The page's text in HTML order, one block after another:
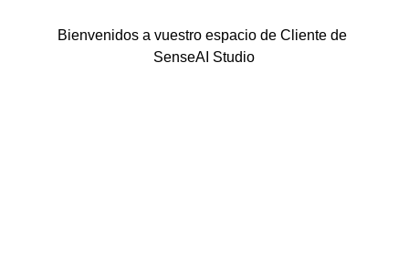
Bienvenidos a vuestro espacio de Cliente de
SenseAI Studio